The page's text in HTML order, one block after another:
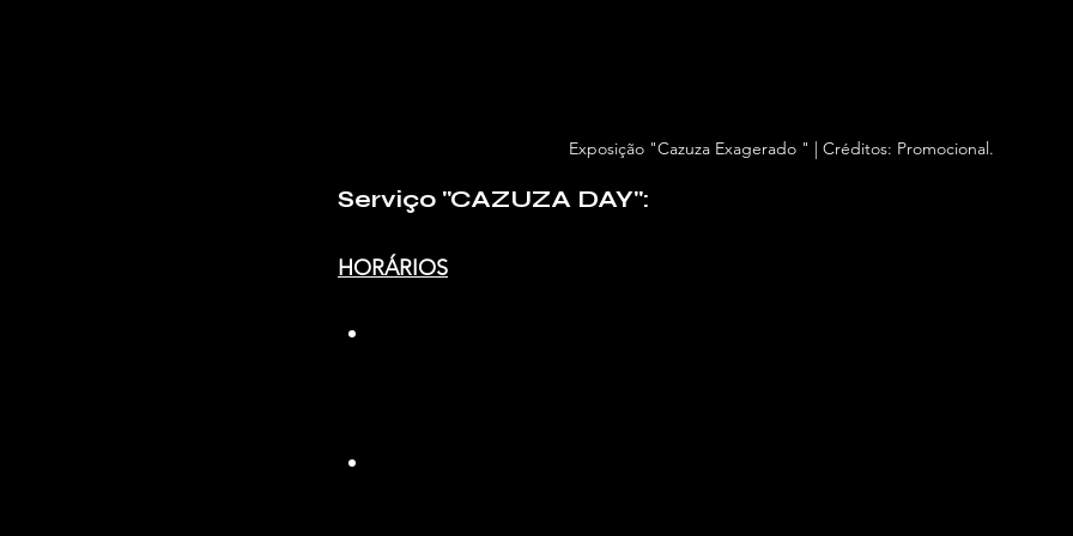
Exposição "Cazuza Exagerado " | Créditos: Promocional.
Serviço "CAZUZA DAY":
HORÁRIOS